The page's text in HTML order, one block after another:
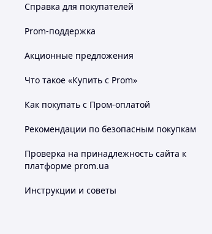
Справка для покупателей
Prom-поддержка
Акционные предложения
Что такое «Купить с Prom»
Как покупать с Пром-оплатой
Рекомендации по безопасным покупкам
Проверка на принадлежность сайта к
платформе prom.ua
Инструкции и советы